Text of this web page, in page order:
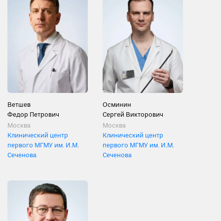
Ветшев
Федор Петрович
Москва
Клинический центр
первого МГМУ им. И.М.
Сеченова
Осминин
Сергей Викторович
Москва
Клинический центр
первого МГМУ им. И.М.
Сеченова